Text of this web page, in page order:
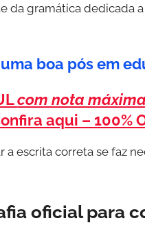
da gramática dedicada a
boa pós em
com nota
aqui – 100%
escrita correta se faz
oficial para